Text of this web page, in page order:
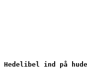
Hedelibel ind på